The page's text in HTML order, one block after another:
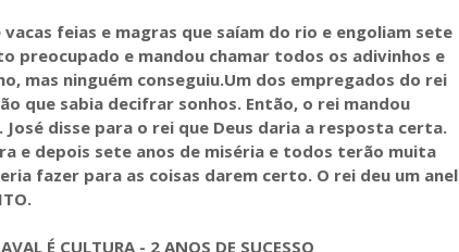
feias e magras que saíam do rio e engoliam sete
preocupado e mandou chamar todos os adivinhos e
mas ninguém conseguiu.Um dos empregados do rei
que sabia decifrar sonhos. Então, o rei mandou
disse para o rei que Deus daria a resposta certa.
e depois sete anos de miséria e todos terão muita
fazer para as coisas darem certo. O rei deu um anel
É CULTURA - 2 ANOS DE SUCESSO